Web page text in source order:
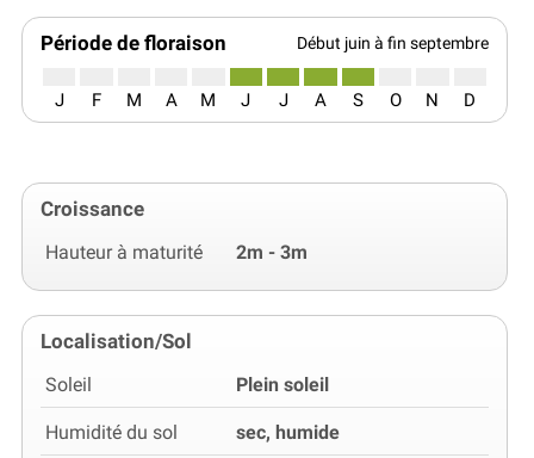
Période de floraison Début juin à fin septembre
J F M A M J J A S O N D
Croissance
Hauteur à maturité 2m - 3m
Localisation/Sol
Soleil Plein soleil
Humidité du sol sec, humide